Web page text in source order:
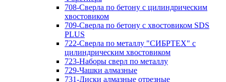
708-Сверла по бетону с цилиндрическим
хвостовиком
709-Сверла по бетону с хвостовиком SDS
PLUS
722-Сверла по металлу "СИБРТЕХ" с
цилиндрическим хвостовиком
723-Наборы сверл по металлу
729-Чашки алмазные
731-Диски алмазные отрезные